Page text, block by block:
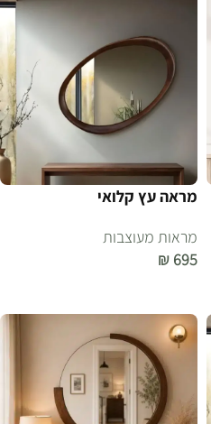
מראה עץ קלואי
מראות מעוצבות
₪ 695